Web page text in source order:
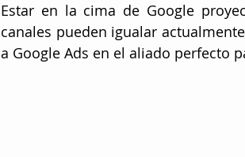
Estar en la cima de Google
canales pueden igualar
a Google Ads en el aliado perfecto